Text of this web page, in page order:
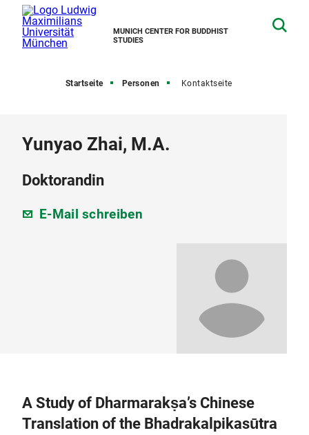
MUNICH CENTER FOR BUDDHIST
STUDIES
Startseite Personen Kontaktseite
Yunyao Zhai, M.A.
Doktorandin
E-Mail schreiben
A Study of Dharmarakṣa’s Chinese
Translation of the Bhadrakalpikasūtra